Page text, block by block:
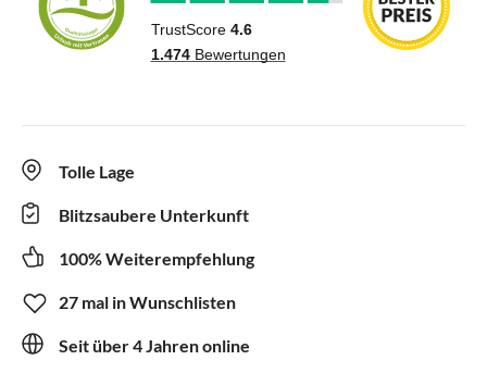
Tolle Lage
Blitzsaubere Unterkunft
100% Weiterempfehlung
27 mal in Wunschlisten
Seit über 4 Jahren online